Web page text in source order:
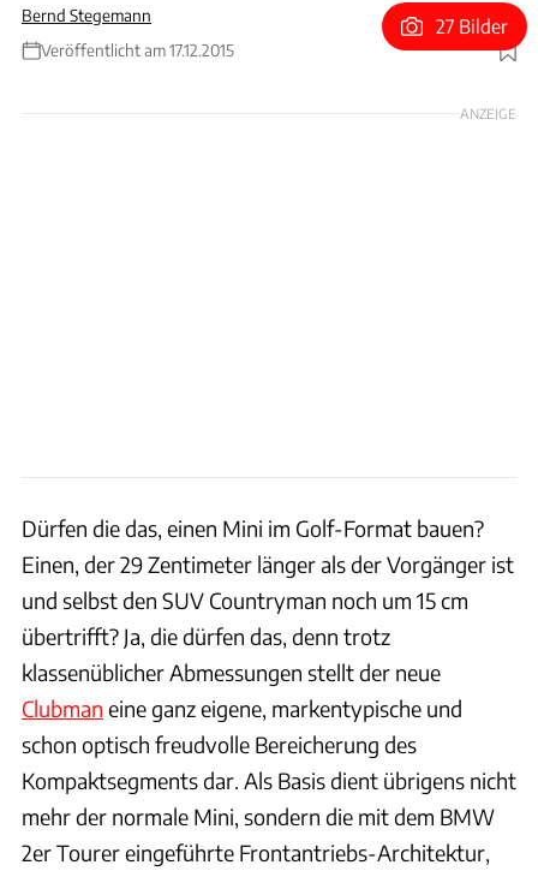
Bernd Stegemann
Veröffentlicht am 17.12.2015
Foto: Mini
27 Bilder
ANZEIGE
Dürfen die das, einen Mini im Golf-Format bauen?
Einen, der 29 Zentimeter länger als der Vorgänger ist
und selbst den SUV Countryman noch um 15 cm
übertrifft? Ja, die dürfen das, denn trotz
klassenüblicher Abmessungen stellt der neue
Clubman eine ganz eigene, markentypische und
schon optisch freudvolle Bereicherung des
Kompaktsegments dar. Als Basis dient übrigens nicht
mehr der normale Mini, sondern die mit dem BMW
2er Tourer eingeführte Frontantriebs-Architektur,